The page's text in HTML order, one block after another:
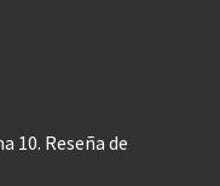
10. Reseña de